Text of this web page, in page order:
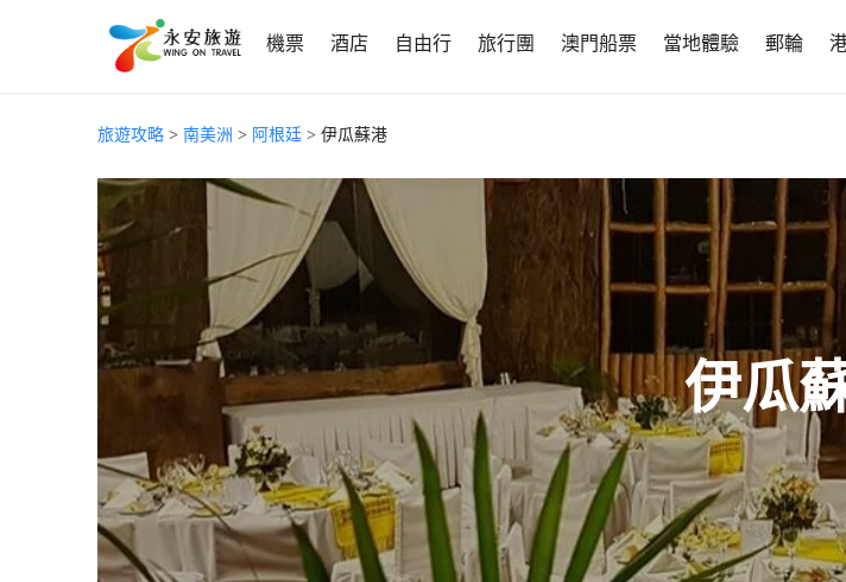
機票 酒店 自由行 旅行團 澳門船票 當地體驗 郵輪
旅遊攻略 > 南美洲 > 阿根廷 > 伊瓜蘇港
伊瓜